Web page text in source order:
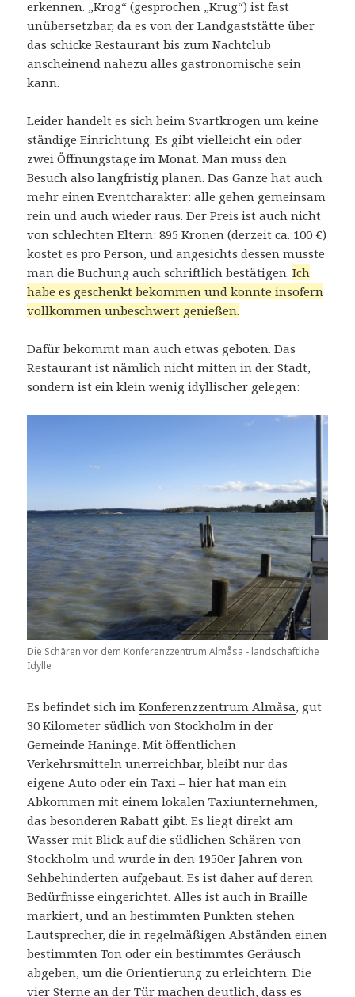
erkennen. „Krog“ (gesprochen „Krug“) ist fast
unübersetzbar, da es von der Landgaststätte über
das schicke Restaurant bis zum Nachtclub
anscheinend nahezu alles gastronomische sein
kann.
Leider handelt es sich beim Svartkrogen um keine
ständige Einrichtung. Es gibt vielleicht ein oder
zwei Öffnungstage im Monat. Man muss den
Besuch also langfristig planen. Das Ganze hat auch
mehr einen Eventcharakter: alle gehen gemeinsam
rein und auch wieder raus. Der Preis ist auch nicht
von schlechten Eltern: 895 Kronen (derzeit ca. 100 €)
kostet es pro Person, und angesichts dessen musste
man die Buchung auch schriftlich bestätigen.Ich
habe es geschenkt bekommen und konnte insofern
vollkommen unbeschwert genießen.
Dafür bekommt man auch etwas geboten. Das
Restaurant ist nämlich nicht mitten in der Stadt,
sondern ist ein klein wenig idyllischer gelegen:
Die Schären vor dem Konferenzzentrum Almåsa - landschaftliche
Idylle
Es befindet sich imKonferenzzentrum Almåsa, gut
30 Kilometer südlich von Stockholm in der
Gemeinde Haninge. Mit öffentlichen
Verkehrsmitteln unerreichbar, bleibt nur das
eigene Auto oder ein Taxi – hier hat man ein
Abkommen mit einem lokalen Taxiunternehmen,
das besonderen Rabatt gibt. Es liegt direkt am
Wasser mit Blick auf die südlichen Schären von
Stockholm und wurde in den 1950er Jahren von
Sehbehinderten aufgebaut. Es ist daher auf deren
Bedürfnisse eingerichtet. Alles ist auch in Braille
markiert, und an bestimmten Punkten stehen
Lautsprecher, die in regelmäßigen Abständen einen
bestimmten Ton oder ein bestimmtes Geräusch
abgeben, um die Orientierung zu erleichtern. Die
vier Sterne an der Tür machen deutlich, dass es